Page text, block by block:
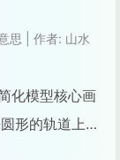
思 作者: 山水
化模型核心画
形的轨道上